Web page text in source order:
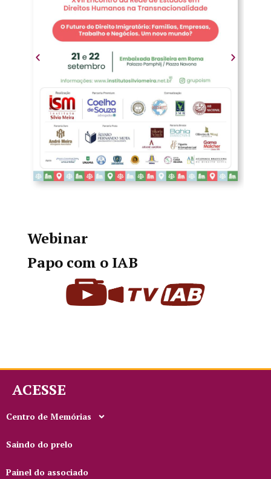
Webinar
Papo com o IAB
ACESSE
Centro de Memórias
Saindo do prelo
Painel do associado